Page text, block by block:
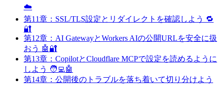
☁️
第11章：SSL/TLS設定とリダイレクトを確認しよう 🔁
🔐
第12章：AI GatewayとWorkers AIの公開URLを安全に扱
おう 🤖🔐
第13章：CopilotとCloudflare MCPで設定を読めるように
しよう 🧑‍💻🤖
第14章：公開後のトラブルを落ち着いて切り分けよう